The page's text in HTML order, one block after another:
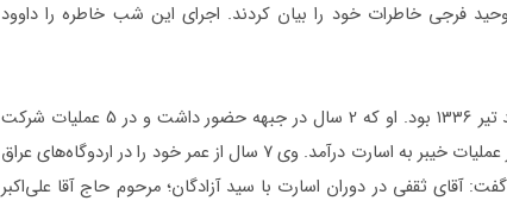
فرجی خاطرات خود را بیان کردند. اجرای این شب خاطره را داوود
راوی اول برنامه، احمد ثقفی، متولد تیر ۱۳۳۶ بود. او که 2 سال در جبهه حضور داشت و در 5 عملیات شرکت
کرده بود، سرانجام در سال ۱۳۶۲ در عملیات خیبر به اسارت درآمد. وی 7 سال از عمر خود را در اردوگاه‌های عراق
آقای ثقفی در دوران اسارت با سید آزادگان؛ مرحوم حاج ‌آقا علی‌اکبر